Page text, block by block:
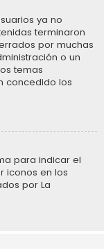
ya no
terminaron
por muchas
o un
temas
concedido los
para indicar el
iconos en los
por La